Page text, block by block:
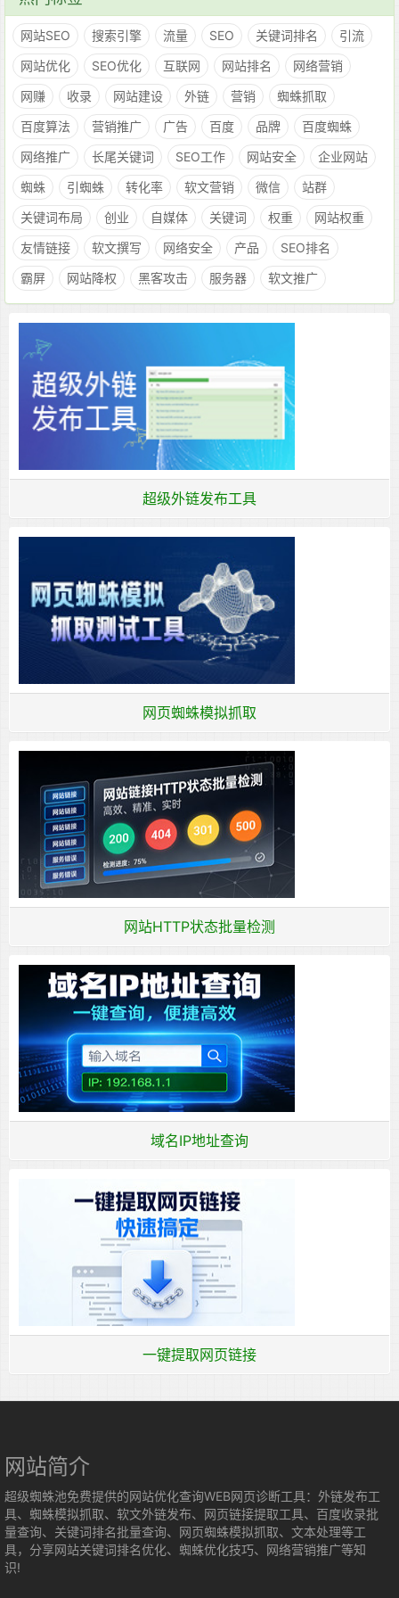
网站SEO 搜索引擎 流量 SEO 关键词排名
引流
网站优化
SEO优化 互联网 网站排名
网络营销
网赚
收录 网站建设 外链 营销
蜘蛛抓取
百度算法
营销推广 广告 百度 品牌
百度蜘蛛
网络推广
长尾关键词 SEO工作 网站安全
企业网站
蜘蛛
引蜘蛛 转化率 软文营销 微信
站群
关键词布局
创业 自媒体 关键词 权重
网站权重
友情链接
软文撰写 网络安全 产品
SEO排名
霸屏
网站降权 黑客攻击 服务器 软文推广
超级外链发布工具
网页蜘蛛模拟抓取
网站HTTP状态批量检测
域名IP地址查询
一键提取网页链接
网站简介
超级蜘蛛池免费提供的网站优化查询WEB网页诊断工具：外链发布工
具、蜘蛛模拟抓取、软文外链发布、网页链接提取工具、百度收录批
量查询、关键词排名批量查询、网页蜘蛛模拟抓取、文本处理等工
具，分享网站关键词排名优化、蜘蛛优化技巧、网络营销推广等知
识!